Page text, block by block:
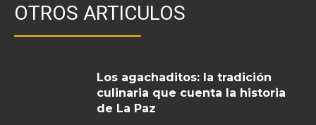
OTROS ARTICULOS
Los agachaditos: la tradición
culinaria que cuenta la historia
de La Paz